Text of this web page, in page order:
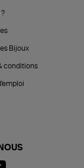
Bijoux
conditions